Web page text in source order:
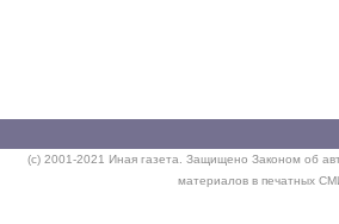
(c) 2001-2021 Иная газета. Защищено Законом об
материалов в печатных